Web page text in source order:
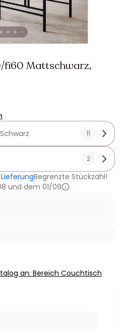
fi60 Mattschwarz,
Schwarz 11
2
Begrenzte Stückzahl!
und dem 01/09
an: Bereich Couchtisch